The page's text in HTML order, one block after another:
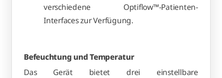
verschiedene Optiflow™-Patienten-
Interfaces zur Verfügung.
Befeuchtung und Temperatur
Das Gerät bietet drei einstellbare